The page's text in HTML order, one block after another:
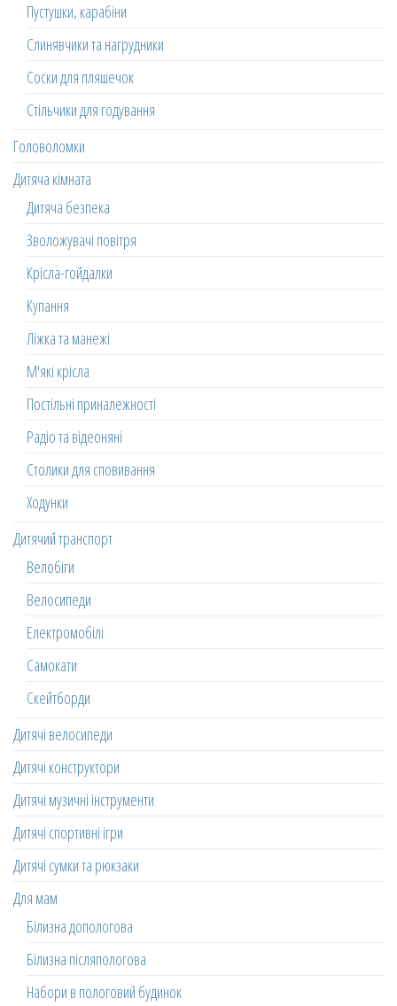
Пустушки, карабіни
Слинявчики та нагрудники
Соски для пляшечок
Стільчики для годування
Головоломки
Дитяча кімната
Дитяча безпека
Зволожувачі повітря
Крісла-гойдалки
Купання
Ліжка та манежі
М'які крісла
Постільні приналежності
Радіо та відеоняні
Столики для сповивання
Ходунки
Дитячий транспорт
Велобіги
Велосипеди
Електромобілі
Самокати
Скейтборди
Дитячі велосипеди
Дитячі конструктори
Дитячі музичні інструменти
Дитячі спортивні ігри
Дитячі сумки та рюкзаки
Для мам
Білизна допологова
Білизна післяпологова
Набори в пологовий будинок